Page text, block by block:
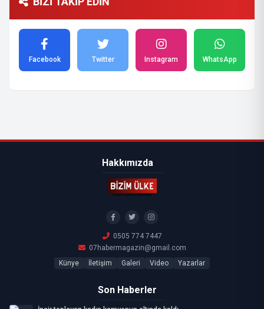
Facebook Twitter Instagram WhatsApp
Hakkımızda
0505 774 7447
07habermagazin@gmail.com
Künye
İletişim Galeri Video Yazarlar
Son Haberler